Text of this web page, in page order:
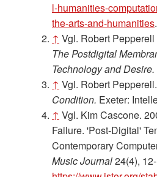
l-humanities-
the-arts-and-humanities
↑ Vgl. Robert
The Postdigital
Technology and Desire.
↑ Vgl. Robert
Condition. Exeter:
↑ Vgl. Kim Cascone.
Failure. 'Post-Digital'
Contemporary
Music Journal24(4),